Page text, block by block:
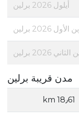
أيلول 2026 برلين
2026 برلين
2026 برلين
مدن قريبة برلين
18٫61 km